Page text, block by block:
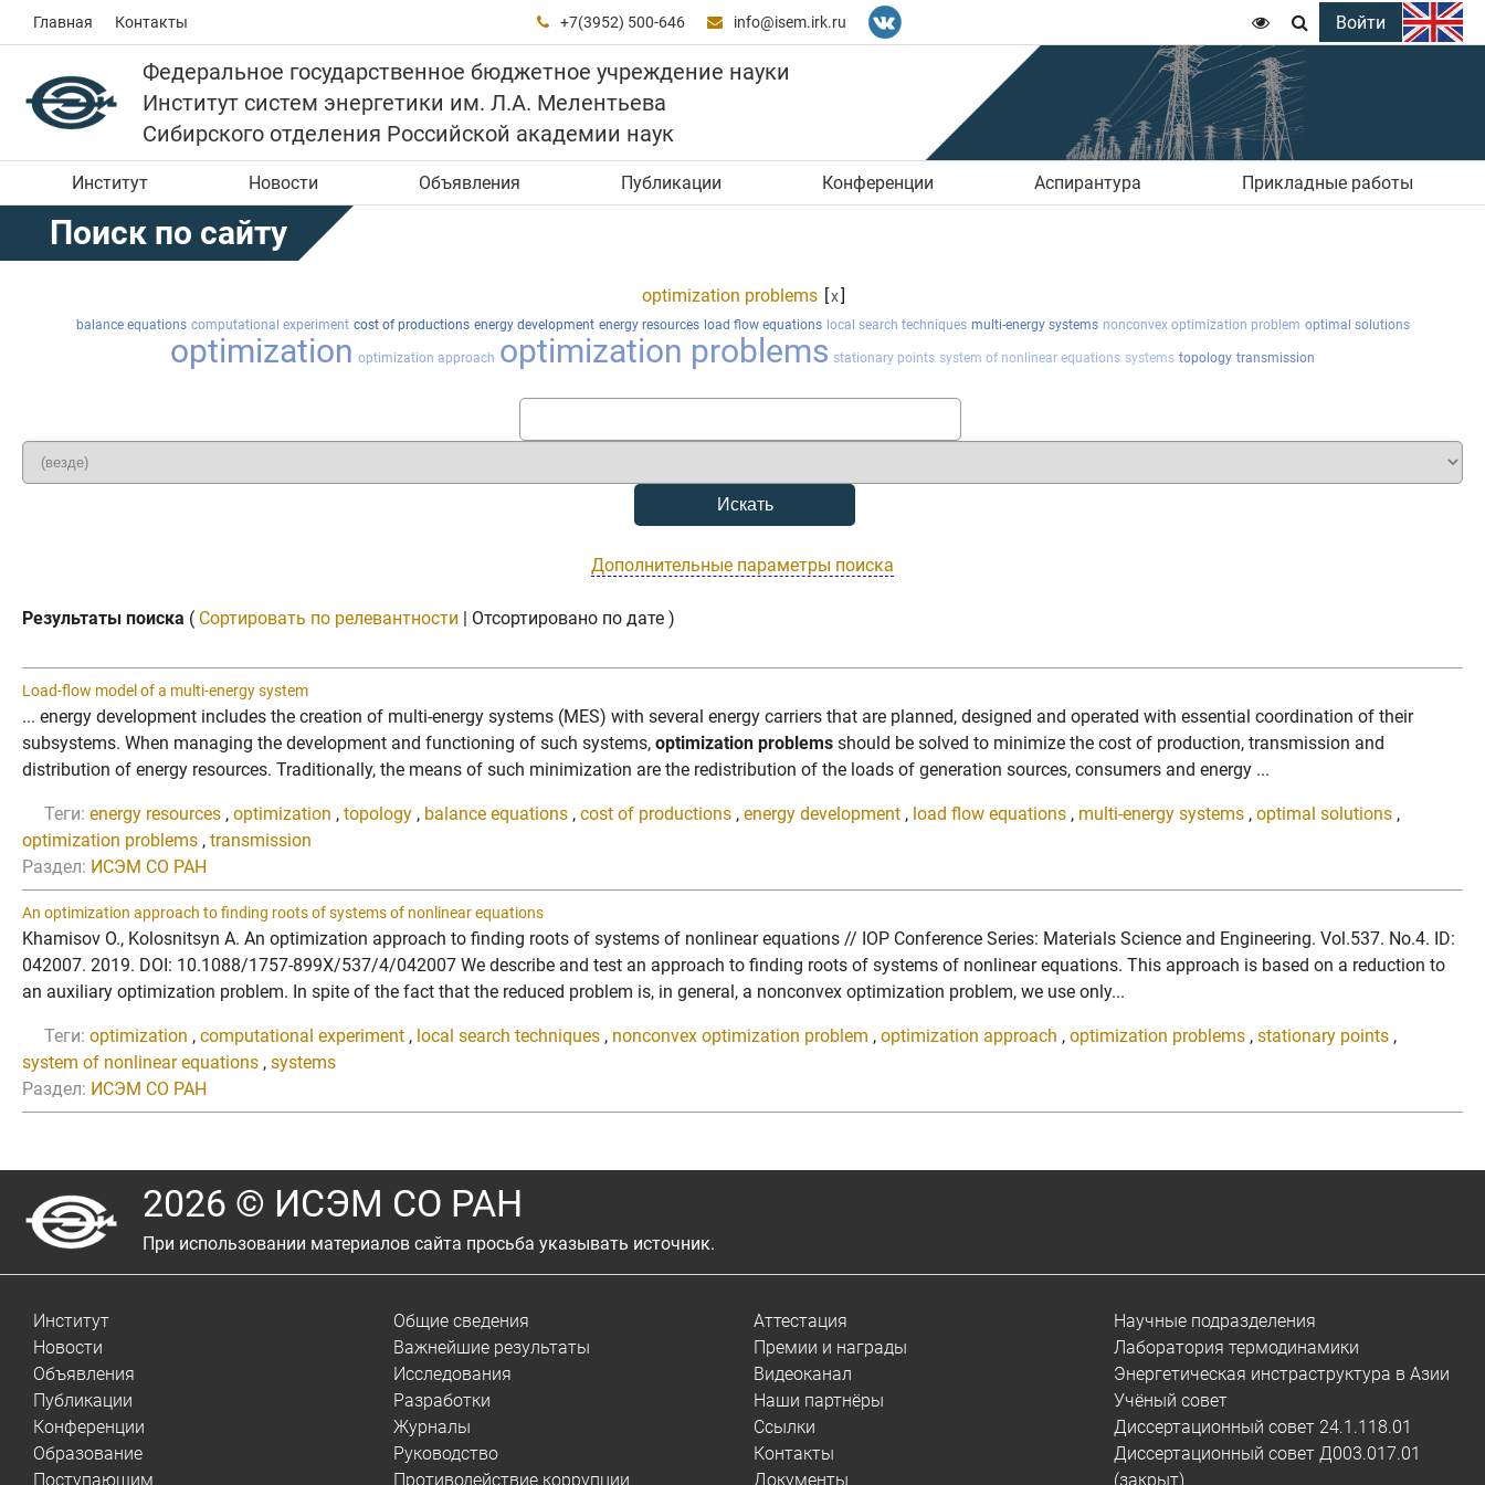
Главная Контакты  +7(3952) 500-646  info@isem.irk.ru   Войти
Федеральное государственное бюджетное учреждение науки
Институт систем энергетики им. Л.А. Мелентьева
Сибирского отделения Российской академии наук
Институт Новости Объявления Публикации Конференции Аспирантура Прикладные работы
Поиск по сайту
optimization problems [x]
balance equations computational experiment cost of productions energy development energy resources load flow equations local search techniques multi-energy systems nonconvex optimization problem optimal solutions
optimization optimization approach optimization problems stationary points system of nonlinear equations systems topology transmission
Дополнительные параметры поиска
Результаты поиска ( Сортировать по релевантности | Отсортировано по дате )
Load-flow model of a multi-energy system
... energy development includes the creation of multi-energy systems (MES) with several energy carriers that are planned, designed and operated with essential coordination of their
subsystems. When managing the development and functioning of such systems, optimization problems should be solved to minimize the cost of production, transmission and
distribution of energy resources. Traditionally, the means of such minimization are the redistribution of the loads of generation sources, consumers and energy ...
Теги: energy resources , optimization , topology , balance equations , cost of productions , energy development , load flow equations , multi-energy systems , optimal solutions ,
optimization problems , transmission
Раздел: ИСЭМ СО РАН
An optimization approach to finding roots of systems of nonlinear equations
Khamisov O., Kolosnitsyn A. An optimization approach to finding roots of systems of nonlinear equations // IOP Conference Series: Materials Science and Engineering. Vol.537. No.4. ID:
042007. 2019. DOI: 10.1088/1757-899X/537/4/042007 We describe and test an approach to finding roots of systems of nonlinear equations. This approach is based on a reduction to
an auxiliary optimization problem. In spite of the fact that the reduced problem is, in general, a nonconvex optimization problem, we use only...
Теги: optimization , computational experiment , local search techniques , nonconvex optimization problem , optimization approach , optimization problems , stationary points ,
system of nonlinear equations , systems
Раздел: ИСЭМ СО РАН
2026 © ИСЭМ СО РАН
При использовании материалов сайта просьба указывать источник.
Институт
Новости
Объявления
Публикации
Конференции
Образование
Поступающим
Общие сведения
Важнейшие результаты
Исследования
Разработки
Журналы
Руководство
Противодействие коррупции
Аттестация
Премии и награды
Видеоканал
Наши партнёры
Ссылки
Контакты
Документы
Научные подразделения
Лаборатория термодинамики
Энергетическая инстраструктура в Азии
Учёный совет
Диссертационный совет 24.1.118.01
Диссертационный совет Д003.017.01
(закрыт)